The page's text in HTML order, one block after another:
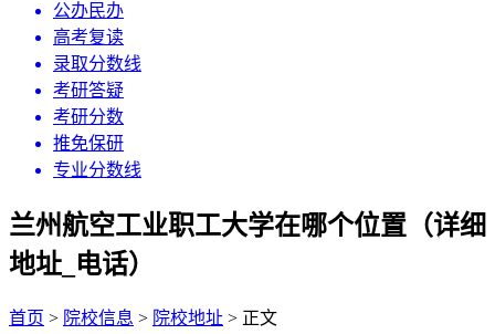
公办民办
高考复读
录取分数线
考研答疑
考研分数
推免保研
专业分数线
兰州航空工业职工大学在哪个位置（详细
地址_电话）
首页 > 院校信息 > 院校地址 > 正文